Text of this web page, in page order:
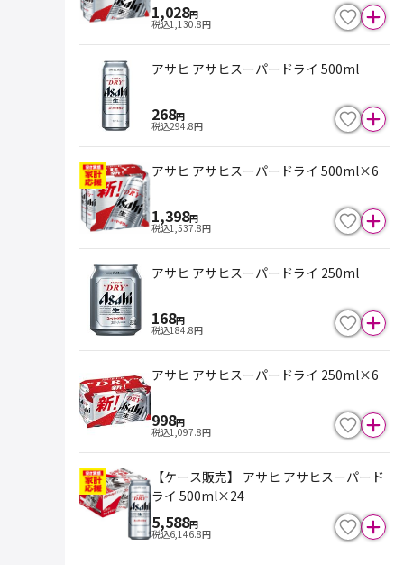
1,028円
税込1,130.8円
アサヒ アサヒスーパードライ 500ml
268円
税込294.8円
アサヒ アサヒスーパードライ 500ml×6
1,398円
税込1,537.8円
アサヒ アサヒスーパードライ 250ml
168円
税込184.8円
アサヒ アサヒスーパードライ 250ml×6
998円
税込1,097.8円
【ケース販売】 アサヒ アサヒスーパード
ライ 500ml×24
5,588円
税込6,146.8円